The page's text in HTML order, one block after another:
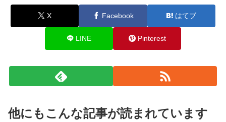
X Facebook はてブ
LINE Pinterest
他にもこんな記事が読まれています